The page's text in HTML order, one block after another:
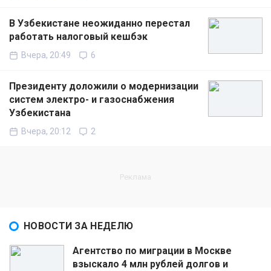
В Узбекистане неожиданно перестал
работать налоговый кешбэк
Вчера, 20:49 6
Президенту доложили о модернизации
систем электро- и газоснабжения
Узбекистана
Вчера, 20:12 2
НОВОСТИ ЗА НЕДЕЛЮ
Агентство по миграции в Москве
взыскало 4 млн рублей долгов и